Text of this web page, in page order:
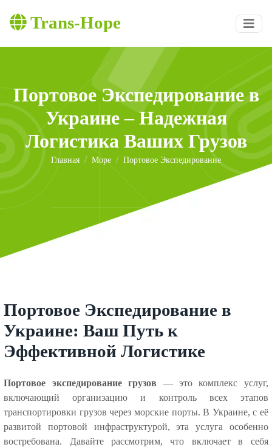
Trans-Hope
Портовое Экспедирование в
Украине – Надежная
Логистика Ваших Грузов
Главная Море Портовое Экспедирование
Портовое Экспедирование в
Украине: Ваш Путь к
Эффективной Логистике
Портовое экспедирование грузов — это комплекс услуг,
включающий организацию и контроль всех этапов
транспортировки грузов через морские порты. В Украине, с её
развитой портовой инфраструктурой, эта услуга особенно
востребована. Давайте рассмотрим, что включает в себя